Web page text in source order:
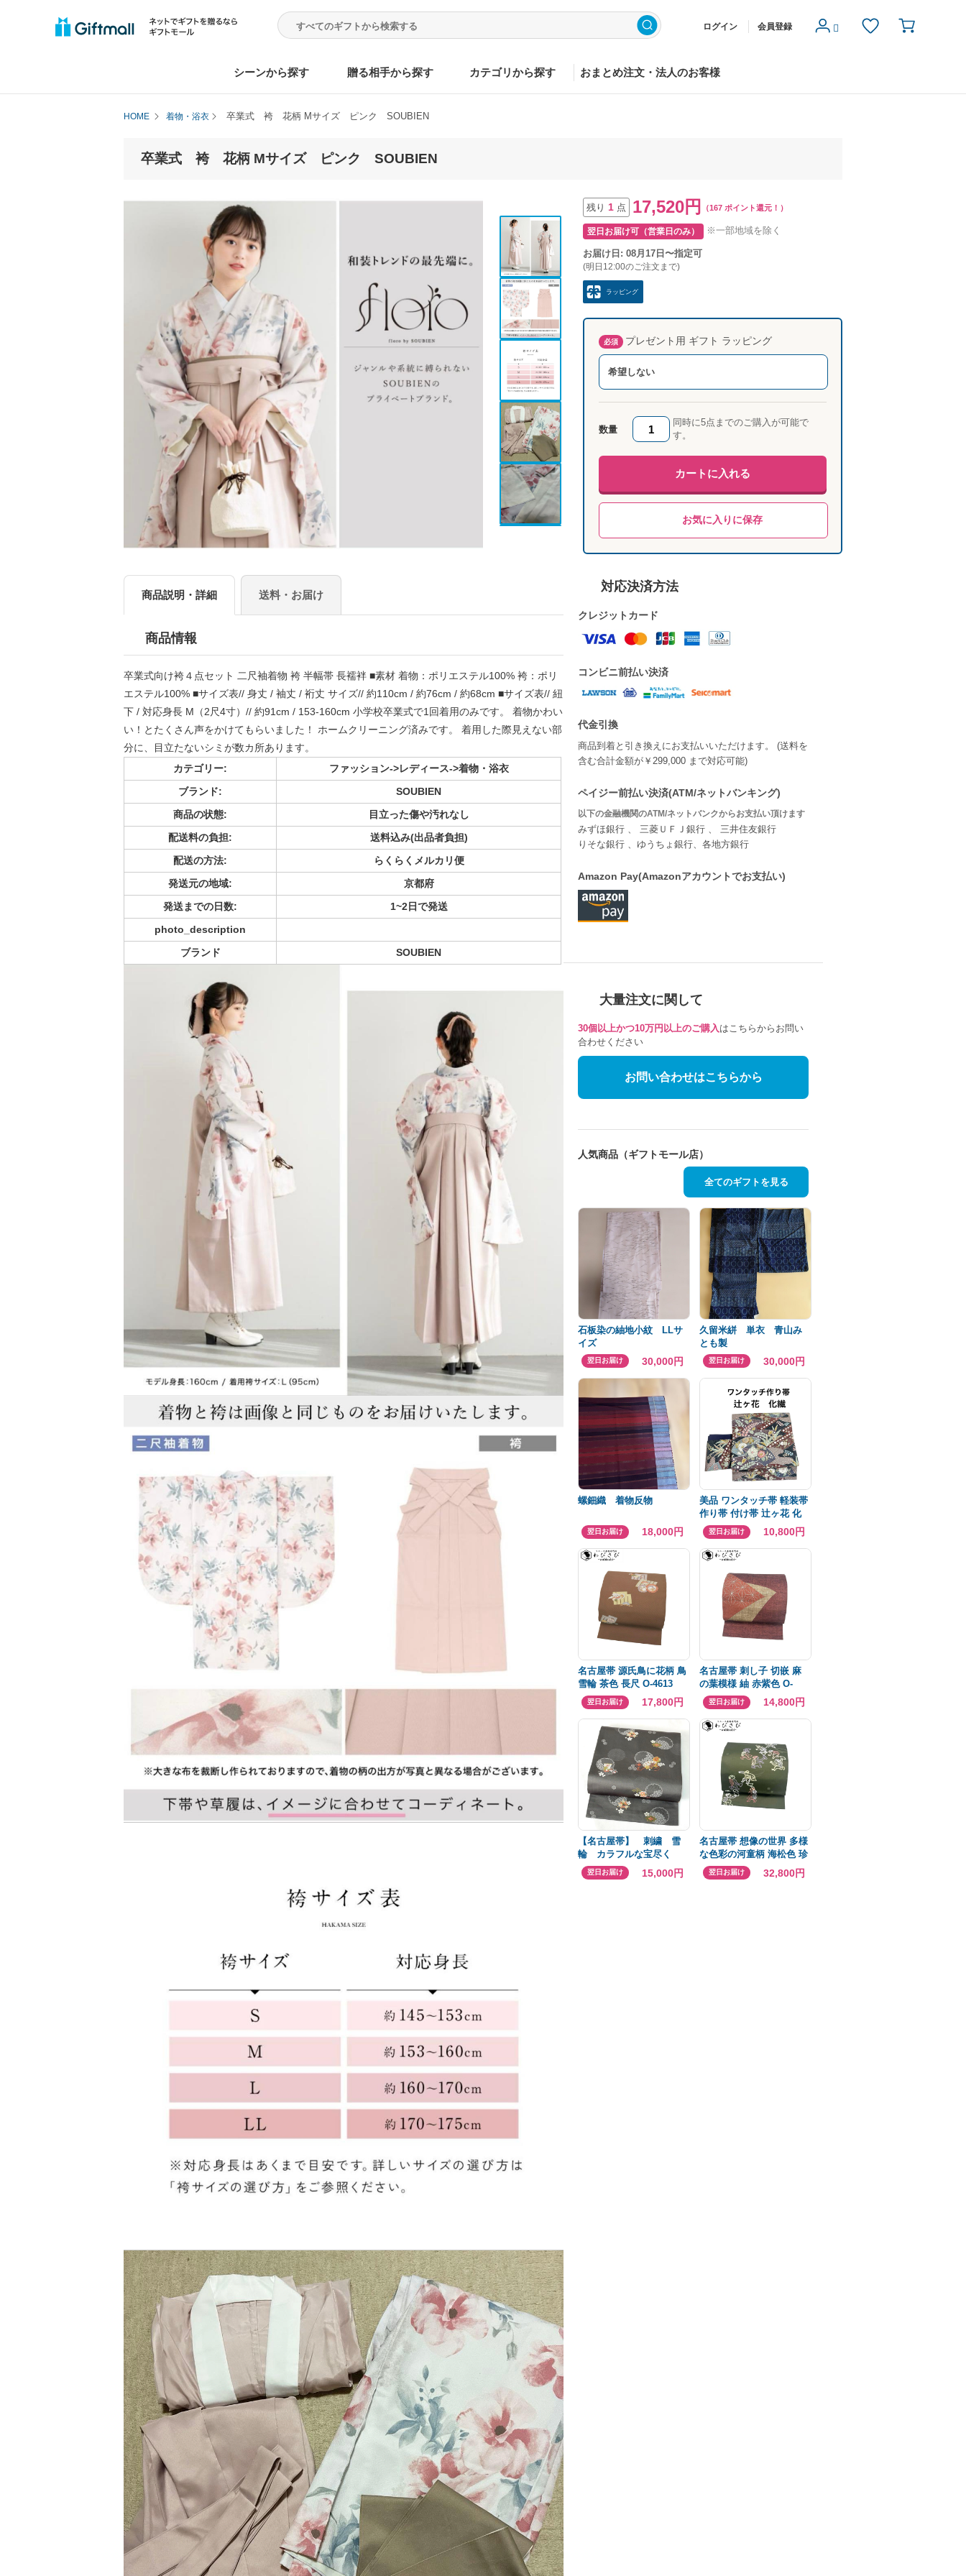
ログイン 会員登録
シーンから探す 贈る相手から探す カテゴリから探す おまとめ注文・法人のお客様
HOME 着物・浴衣 卒業式 袴 花柄 Mサイズ ピンク SOUBIEN
卒業式 袴 花柄 Mサイズ ピンク SOUBIEN
商品説明・詳細 送料・お届け
商品情報
卒業式向け袴４点セット 二尺袖着物 袴 半幅帯 長襦袢 ■素材 着物：ポリエステル100% 袴：ポリ
エステル100% ■サイズ表// 身丈 / 袖丈 / 裄丈 サイズ// 約110cm / 約76cm / 約68cm ■サイズ表// 紐
下 / 対応身長 M（2尺4寸）// 約91cm / 153-160cm 小学校卒業式で1回着用のみです。 着物かわい
い！とたくさん声をかけてもらいました！ ホームクリーニング済みです。 着用した際見えない部
分に、目立たないシミが数カ所あります。
カテゴリー:
ファッション->レディース->着物・浴衣
ブランド:
SOUBIEN
商品の状態:
目立った傷や汚れなし
配送料の負担:
送料込み(出品者負担)
配送の方法:
らくらくメルカリ便
発送元の地域:
京都府
発送までの日数:
1~2日で発送
photo_description
ブランド
SOUBIEN
残り 1 点 17,520円 （167 ポイント還元！）
翌日お届け可（営業日のみ） ※一部地域を除く
お届け日: 08月17日〜指定可
(明日12:00のご注文まで)
ラッピング
必須 プレゼント用 ギフト ラッピング
希望しない
数量
同時に5点までのご購入が可能で
す。
カートに入れる
お気に入りに保存
対応決済方法
クレジットカード
コンビニ前払い決済
代金引換
商品到着と引き換えにお支払いいただけます。 (送料を
含む合計金額が￥299,000 まで対応可能)
ペイジー前払い決済(ATM/ネットバンキング)
以下の金融機関のATM/ネットバンクからお支払い頂けます
みずほ銀行 、 三菱ＵＦＪ銀行 、 三井住友銀行
りそな銀行 、ゆうちょ銀行、各地方銀行
Amazon Pay(Amazonアカウントでお支払い)
大量注文に関して
30個以上かつ10万円以上のご購入 はこちらからお問い
合わせください
お問い合わせはこちらから
人気商品（ギフトモール店）
全てのギフトを見る
石板染の紬地小紋 LLサ
イズ
翌日お届け 30,000円
久留米絣 単衣 青山み
とも製
翌日お届け 30,000円
螺鈿織 着物反物
翌日お届け 18,000円
美品 ワンタッチ帯 軽装帯
作り帯 付け帯 辻ヶ花 化
繊翌日お届け 10,800円
名古屋帯 源氏鳥に花柄 鳥
雪輪 茶色 長尺 O-4613
翌日お届け 17,800円
名古屋帯 刺し子 切嵌 麻
の葉模様 紬 赤紫色 O-
4634
翌日お届け 14,800円
【名古屋帯】 刺繍 雪
輪 カラフルな宝尽く
し 灰色 グレー 正絹
洒落帯
翌日お届け 15,000円
名古屋帯 想像の世界 多様
な色彩の河童柄 海松色 珍
柄 O-4636
翌日お届け 32,800円